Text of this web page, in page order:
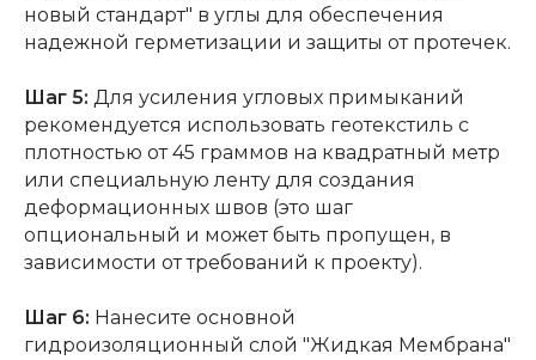
новый стандарт" в углы для обеспечения
надежной герметизации и защиты от протечек.
Шаг 5: Для усиления угловых примыканий
рекомендуется использовать геотекстиль с
плотностью от 45 граммов на квадратный метр
или специальную ленту для создания
деформационных швов (это шаг
опциональный и может быть пропущен, в
зависимости от требований к проекту).
Шаг 6: Нанесите основной
гидроизоляционный слой "Жидкая Мембрана"
Часто задаваемые
вопросы